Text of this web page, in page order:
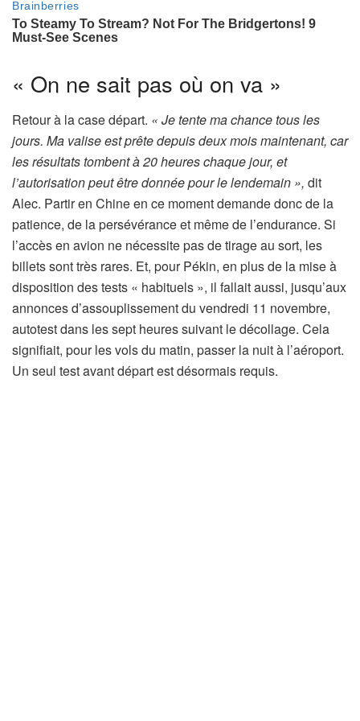
« On ne sait pas où on va »
Retour à la case départ. « Je tente ma chance tous les
jours. Ma valise est prête depuis deux mois maintenant, car
les résultats tombent à 20 heures chaque jour, et
l’autorisation peut être donnée pour le lendemain », dit
Alec. Partir en Chine en ce moment demande donc de la
patience, de la persévérance et même de l’endurance. Si
l’accès en avion ne nécessite pas de tirage au sort, les
billets sont très rares. Et, pour Pékin, en plus de la mise à
disposition des tests « habituels », il fallait aussi, jusqu’aux
annonces d’assouplissement du vendredi 11 novembre,
autotest dans les sept heures suivant le décollage. Cela
signifiait, pour les vols du matin, passer la nuit à l’aéroport.
Un seul test avant départ est désormais requis.